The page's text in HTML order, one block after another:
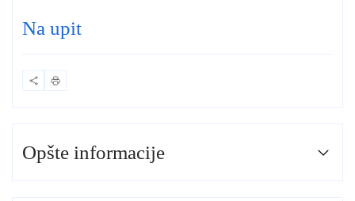
Na upit
Opšte informacije